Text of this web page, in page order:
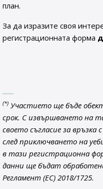
план.
За да изразите своя
регистрационната форма
(*) Участието ще бъде
срок. С извършването на
своето съгласие за връзка
след приключването на
в тази регистрационна
данни ще бъдат
Регламент (ЕС) 2018/1725.